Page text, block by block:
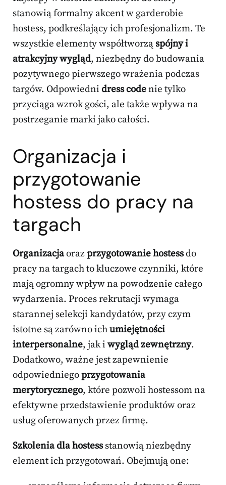
stanowią formalny akcent w garderobie
hostess, podkreślający ich profesjonalizm. Te
wszystkie elementy współtworzą spójny i
atrakcyjny wygląd, niezbędny do budowania
pozytywnego pierwszego wrażenia podczas
targów. Odpowiedni dress codenie tylko
przyciąga wzrok gości, ale także wpływa na
postrzeganie marki jako całości.
Organizacja i
przygotowanie
hostess do pracy na
targach
Organizacjaorazprzygotowanie hostessdo
pracy na targach to kluczowe czynniki, które
mają ogromny wpływ na powodzenie całego
wydarzenia. Proces rekrutacji wymaga
starannej selekcji kandydatów, przy czym
istotne są zarówno ichumiejętności
interpersonalne, jak i wygląd zewnętrzny.
Dodatkowo, ważne jest zapewnienie
odpowiedniegoprzygotowania
merytorycznego, które pozwoli hostessom na
efektywne przedstawienie produktów oraz
usług oferowanych przez firmę.
Szkolenia dla hostessstanowią niezbędny
element ich przygotowań. Obejmują one: